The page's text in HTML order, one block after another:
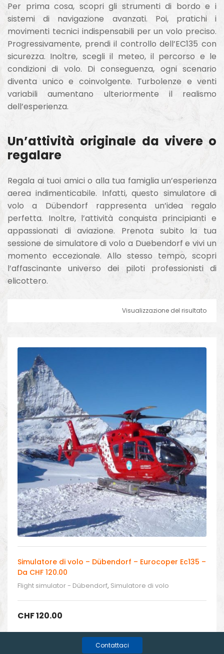
Per prima cosa, scopri gli strumenti di bordo e i
sistemi di navigazione avanzati. Poi, pratichi i
movimenti tecnici indispensabili per un volo preciso.
Progressivamente, prendi il controllo dell’EC135 con
sicurezza. Inoltre, scegli il meteo, il percorso e le
condizioni di volo. Di conseguenza, ogni scenario
diventa unico e coinvolgente. Turbolenze e venti
variabili aumentano ulteriormente il realismo
dell’esperienza.
Un’attività originale da vivere o
regalare
Regala ai tuoi amici o alla tua famiglia un’esperienza
aerea indimenticabile. Infatti, questo simulatore di
volo a Dübendorf rappresenta un’idea regalo
perfetta. Inoltre, l’attività conquista principianti e
appassionati di aviazione. Prenota subito la tua
sessione de simulatore di volo a Duebendorf e vivi un
momento eccezionale. Allo stesso tempo, scopri
l’affascinante universo dei piloti professionisti di
elicottero.
Visualizzazione del risultato
Simulatore di volo – Dübendorf – Eurocoper Ec135 –
Da CHF 120.00
Flight simulator - Dübendorf, Simulatore di volo
CHF120.00
Contattaci